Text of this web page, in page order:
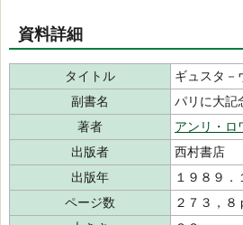
資料詳細
タイトル
ギュスタ－
副書名
パリに大記
著者
アンリ・ロ
出版者
西村書店
出版年
１９８９．
ページ数
２７３，８